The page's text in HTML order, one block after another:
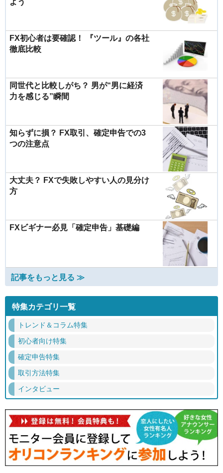
FX初心者は要確認！ 『ツール』の各社
徹底比較
同世代と比較しがち？ 男が“男に経済
力を感じる”瞬間
知らずに損？ FX取引、確定申告での3
つの注意点
大丈夫？ FXで失敗しやすい人の見分け
方
FXビギナー必見「確定申告」基礎編
記事をもっと見る ≫
特集カテゴリ一覧
トレンド＆コラム特集
初心者向け特集
確定申告特集
取引方法特集
インタビュー